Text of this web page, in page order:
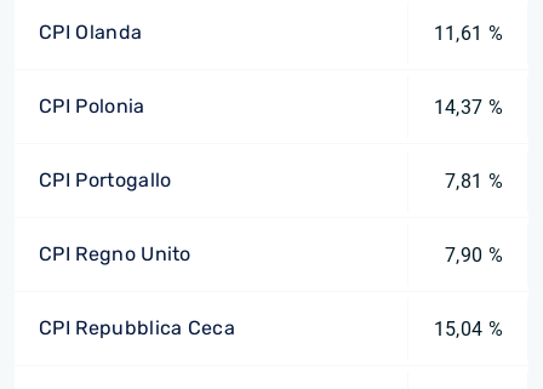
CPI Olanda 11,61 %
CPI Polonia 14,37 %
CPI Portogallo 7,81 %
CPI Regno Unito 7,90 %
CPI Repubblica Ceca 15,04 %